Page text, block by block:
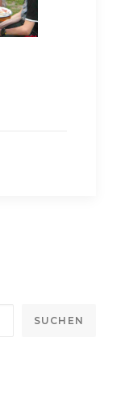
SUCHEN